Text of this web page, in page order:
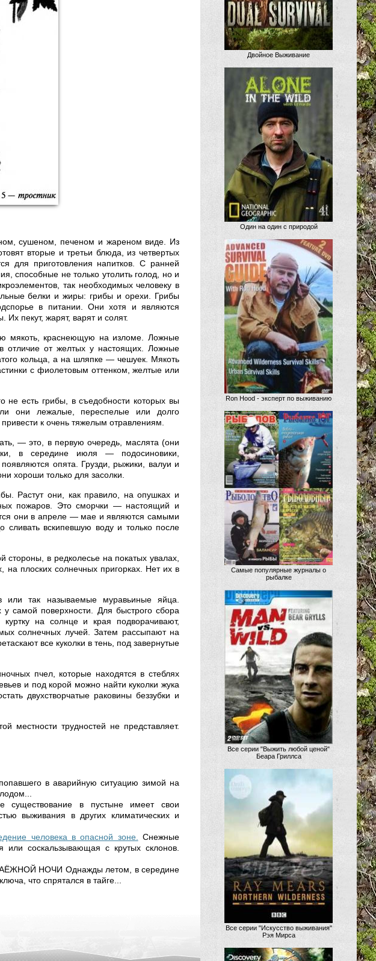
сушеном, печеном и жареном виде. Из
вторые и третьи блюда, из четвертых
для приготовления напитков. С ранней
способные не только утолить голод, но и
так необходимых человеку в
белки и жиры: грибы и орехи. Грибы
в питании. Они хотя и являются
пекут, жарят, варят и солят.
мякоть, краснеющую на изломе. Ложные
отличие от желтых у настоящих. Ложные
кольца, а на шляпке — чешуек. Мякоть
с фиолетовым оттенком, желтые или
не есть грибы, в съедобности которых вы
они лежалые, переспелые или долго
к очень тяжелым отравлениям.
— это, в первую очередь, маслята (они
в середине июля — подосиновики,
опята. Грузди, рыжики, валуи и
хороши только для засолки.
Растут они, как правило, на опушках и
пожаров. Это сморчки — настоящий и
они в апреле — мае и являются самыми
вскипевшую воду и только после
стороны, в редколесье на покатых увалах,
на плоских солнечных пригорках. Нет их в
или так называемые муравьиные яйца.
самой поверхности. Для быстрого сбора
на солнце и края подворачивают,
солнечных лучей. Затем рассыпают на
все куколки в тень, под завернутые
пчел, которые находятся в стеблях
и под корой можно найти куколки жука
двухстворчатые раковины беззубки и
местности трудностей не представляет.
в аварийную ситуацию зимой на
существование в пустыне имеет свои
выживания в других климатических и
человека в опасной зоне.
Снежные
соскальзывающая с крутых склонов.
НОЧИ Однажды летом, в середине
что спрятался в тайге...
Двойное Выживание
Один на один с природой
Ron Hood - эксперт по выживанию
Самые популярные журналы о
рыбалке
Все серии "Выжить любой ценой"
Беара Гриллса
Все серии "Искусство выживания"
Рэя Мирса